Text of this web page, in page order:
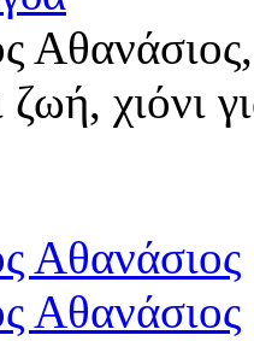
ζωή, χιόνι
Αθανάσιος
Αθανάσιος